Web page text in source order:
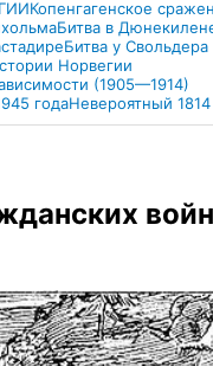
Копенгагенское
Битва в
Битва у Свольдера
Норвегии
(1905—1914)
годаНевероятный 1814